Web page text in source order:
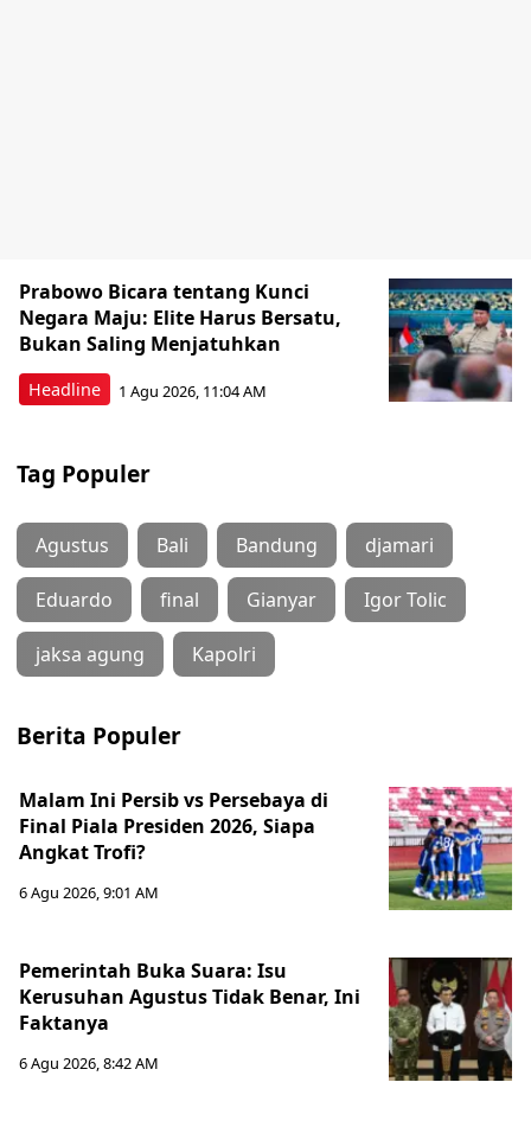
Headline
Prabowo Bicara tentang Kunci
Negara Maju: Elite Harus Bersatu,
Bukan Saling Menjatuhkan
1 Agu 2026, 11:04 AM
Tag Populer
Agustus Bali Bandung djamari
Eduardo final Gianyar Igor Tolic
jaksa agung Kapolri
Berita Populer
Malam Ini Persib vs Persebaya di
Final Piala Presiden 2026, Siapa
Angkat Trofi?
6 Agu 2026, 9:01 AM
Pemerintah Buka Suara: Isu
Kerusuhan Agustus Tidak Benar, Ini
Faktanya
6 Agu 2026, 8:42 AM